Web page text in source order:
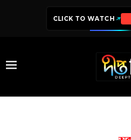
CLICK TO WATCH